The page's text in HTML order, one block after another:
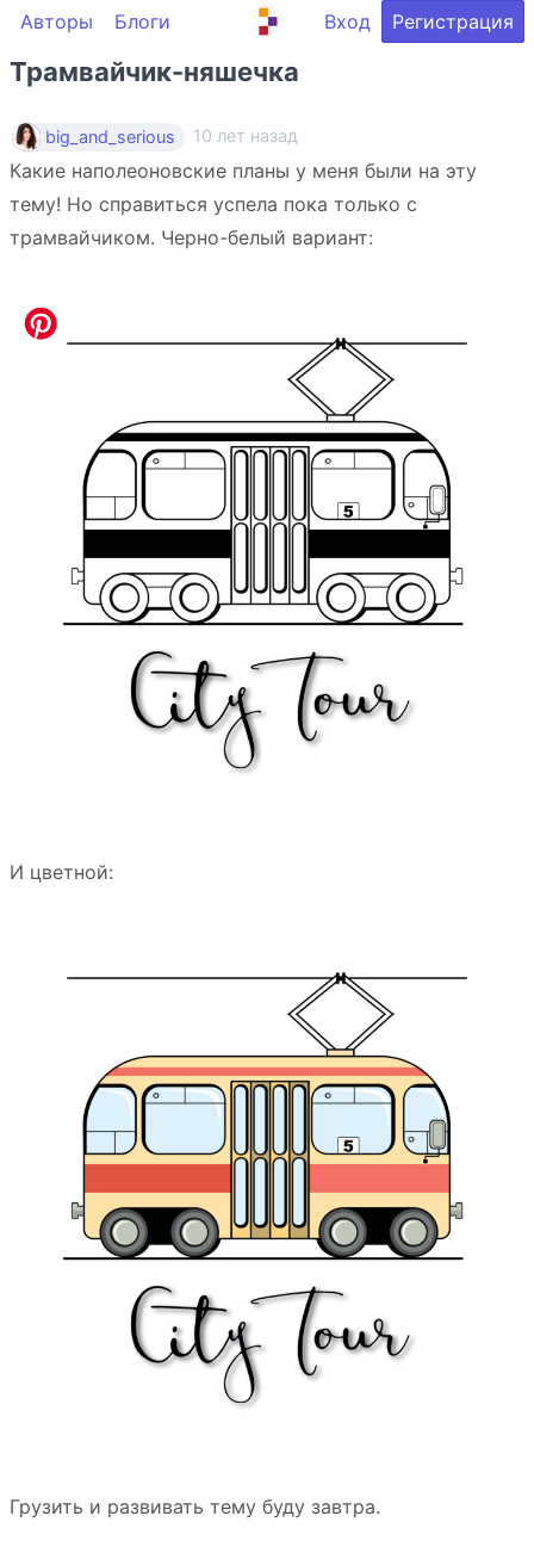
Авторы Блоги Вход Регистрация
Трамвайчик-няшечка
big_and_serious 10 лет назад
Какие наполеоновские планы у меня были на эту
тему! Но справиться успела пока только с
трамвайчиком. Черно-белый вариант:
И цветной:
Грузить и развивать тему буду завтра.